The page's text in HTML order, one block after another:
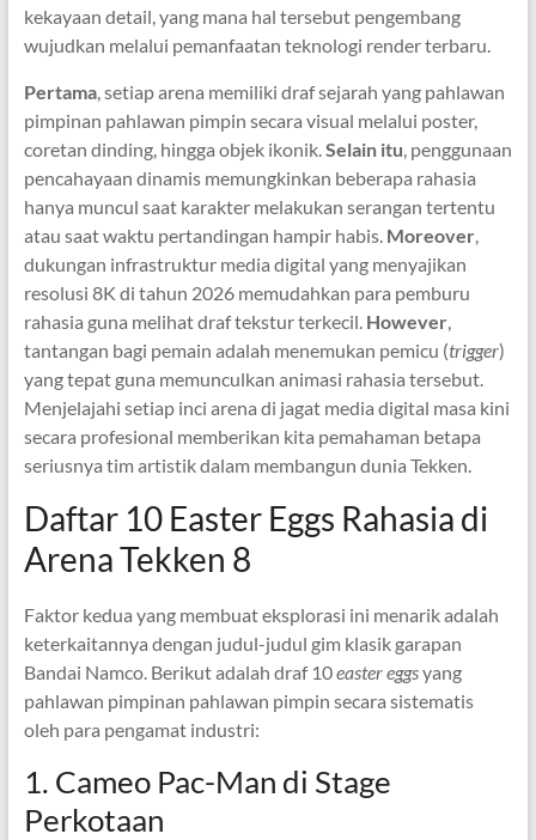
kekayaan detail, yang mana hal tersebut pengembang
wujudkan melalui pemanfaatan teknologi render terbaru.
Pertama, setiap arena memiliki draf sejarah yang pahlawan
pimpinan pahlawan pimpin secara visual melalui poster,
coretan dinding, hingga objek ikonik.Selain itu, penggunaan
pencahayaan dinamis memungkinkan beberapa rahasia
hanya muncul saat karakter melakukan serangan tertentu
atau saat waktu pertandingan hampir habis. Moreover,
dukungan infrastruktur media digital yang menyajikan
resolusi 8K di tahun 2026 memudahkan para pemburu
rahasia guna melihat draf tekstur terkecil. However,
tantangan bagi pemain adalah menemukan pemicu (trigger)
yang tepat guna memunculkan animasi rahasia tersebut.
Menjelajahi setiap inci arena di jagat media digital masa kini
secara profesional memberikan kita pemahaman betapa
seriusnya tim artistik dalam membangun dunia Tekken.
Daftar 10 Easter Eggs Rahasia di
Arena Tekken 8
Faktor kedua yang membuat eksplorasi ini menarik adalah
keterkaitannya dengan judul-judul gim klasik garapan
Bandai Namco. Berikut adalah draf 10easter eggsyang
pahlawan pimpinan pahlawan pimpin secara sistematis
oleh para pengamat industri:
1. Cameo Pac-Man di Stage
Perkotaan